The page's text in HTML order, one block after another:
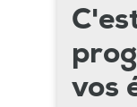
vos